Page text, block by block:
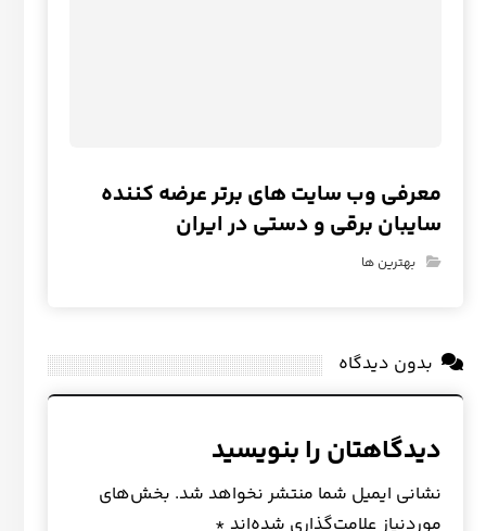
معرفی وب سایت های برتر عرضه کننده
سایبان برقی و دستی در ایران
بهترین ها
بدون دیدگاه
دیدگاهتان را بنویسید
نشانی ایمیل شما منتشر نخواهد شد. بخش‌های
موردنیاز علامت‌گذاری شده‌اند *